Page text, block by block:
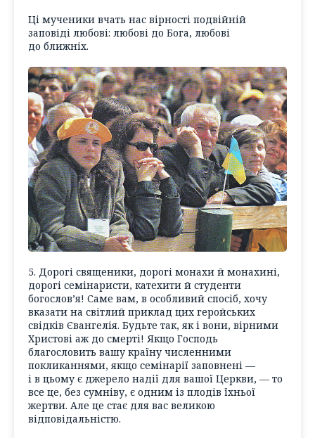
Ці мученики вчать нас вірності подвійній
заповіді любові: любові до Бога, любові
до ближніх.
5. Дорогі священики, дорогі монахи й монахині,
дорогі семінаристи, катехити й студенти
богослов’я! Саме вам, в особливий спосіб, хочу
вказати на світлий приклад цих геройських
свідків Євангелія. Будьте так, як і вони, вірними
Христові аж до смерті! Якщо Господь
благословить вашу країну численними
покликаннями, якщо семінарії заповнені —
і в цьому є джерело надії для вашої Церкви, — то
все це, без сумніву, є одним із плодів їхньої
жертви. Але це стає для вас великою
відповідальністю.